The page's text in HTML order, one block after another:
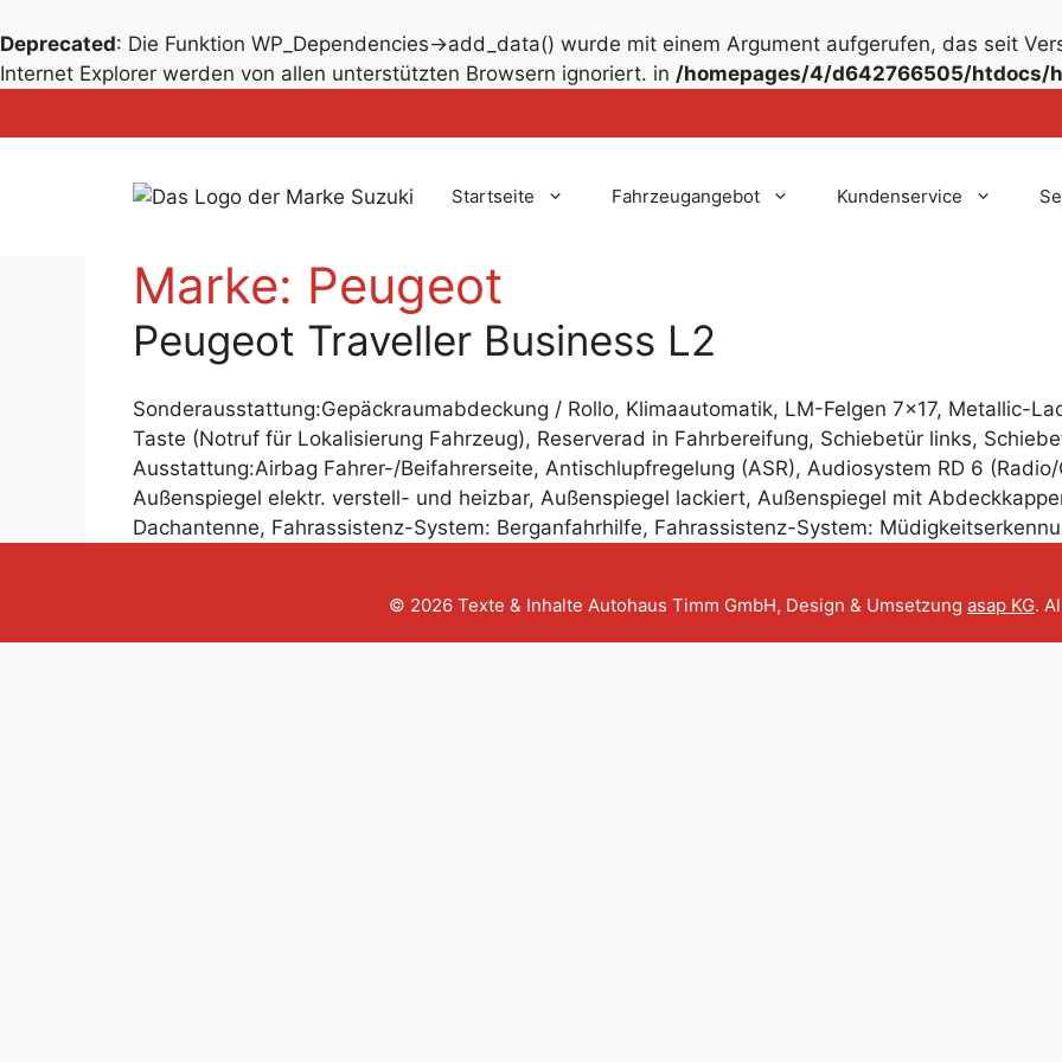
Deprecated: Die Funktion WP_Dependencies->add_data() wurde mit einem Argument aufgerufen, das seit
Internet Explorer werden von allen unterstützten Browsern ignoriert. in /homepages/4/d642766505/htdocs/
Zum
Inhalt
Inhalt
Startseite Fahrzeugangebot Kundenservice
Marke: Peugeot
Peugeot Traveller Business L2
Sonderausstattung:Gepäckraumabdeckung / Rollo, Klimaautomatik, LM-Felgen 7×17, Metallic-
Taste (Notruf für Lokalisierung Fahrzeug), Reserverad in Fahrbereifung, Schiebetür links,
Ausstattung:Airbag Fahrer-/Beifahrerseite, Antischlupfregelung (ASR), Audiosystem RD 6
Außenspiegel elektr. verstell- und heizbar, Außenspiegel lackiert, Außenspiegel mit
Dachantenne, Fahrassistenz-System: Berganfahrhilfe, Fahrassistenz-System:
© 2026 Texte & Inhalte Autohaus Timm GmbH, Design & Umsetzung asap KG.